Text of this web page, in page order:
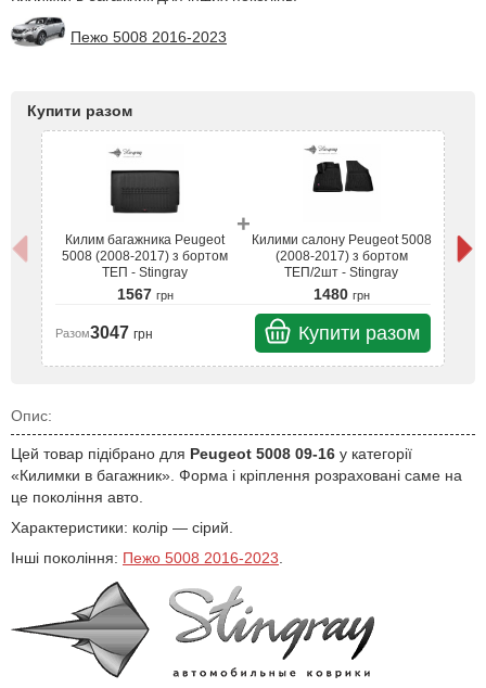
Пежо 5008 2016-2023
Купити разом
Килим багажника Peugeot
5008 (2008-2017) з бортом
ТЕП - Stingray
1567 грн
+
Килими салону Peugeot 5008
(2008-2017) з бортом
ТЕП/2шт - Stingray
1480 грн
Разом3047 грн Купити разом
Опис:
Цей товар підібрано для Peugeot 5008 09-16 у категорії
«Килимки в багажник». Форма і кріплення розраховані саме на
це покоління авто.
Характеристики: колір — сірий.
Інші покоління: Пежо 5008 2016-2023